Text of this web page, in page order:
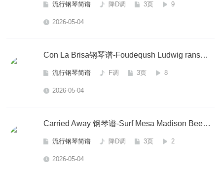
流行钢琴简谱 降D调 3页 9
2026-05-04
Con La Brisa钢琴谱-Foudeqush Ludwig ransson-F调-流行钢琴简谱
流行钢琴简谱 F调 3页 8
2026-05-04
Carried Away 钢琴谱-Surf Mesa Madison Beer-降D调-流行钢琴简谱
流行钢琴简谱 降D调 3页 2
2026-05-04